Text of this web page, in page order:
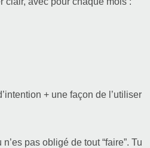
+ une façon de l’utiliser
pas obligé de tout “faire”. Tu